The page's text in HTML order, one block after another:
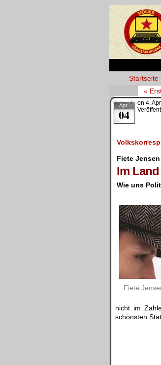
WAS
Startseite
«
Apr.
04
on 4.
Fiete Jensen
Im
Wie uns
Fiete
nicht im
schönsten